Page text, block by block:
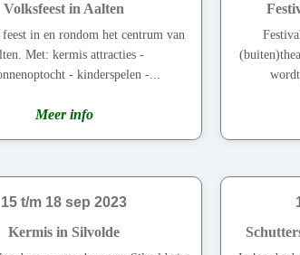
Volksfeest in Aalten
in en rondom het centrum van
Met: kermis attracties -
- kinderspelen -...
Meer info
15 t/m 18 sep 2023
Kermis in Silvolde